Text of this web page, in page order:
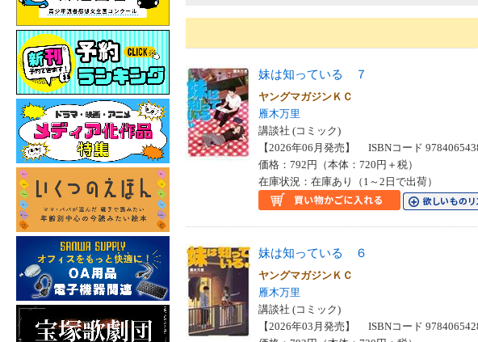
妹は知っている ７
ヤングマガジンＫＣ
雁木万里
講談社 (コミック)
【2026年06月発売】 ISBNコード
価格：792円（本体：720円＋税）
在庫状況：在庫あり（1～2日で出荷）
妹は知っている ６
ヤングマガジンＫＣ
雁木万里
講談社 (コミック)
【2026年03月発売】 ISBNコード